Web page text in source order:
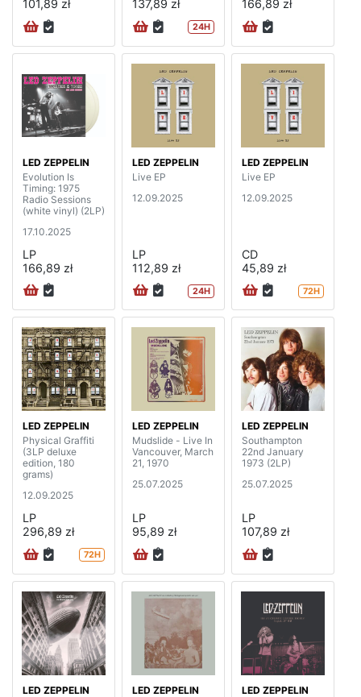
101,89 zł 137,89 zł
24H
166,89 zł
LED ZEPPELIN
Evolution Is
Timing: 1975
Radio Sessions
(white vinyl) (2LP)
17.10.2025
LP
166,89 zł
LED ZEPPELIN
Live EP
12.09.2025
LP
112,89 zł
24H
LED ZEPPELIN
Live EP
12.09.2025
CD
45,89 zł
72H
LED ZEPPELIN
Physical Graffiti
(3LP deluxe
edition, 180
grams)
12.09.2025
LP
296,89 zł
72H
LED ZEPPELIN
Mudslide - Live In
Vancouver, March
21, 1970
25.07.2025
LP
95,89 zł
LED ZEPPELIN
Southampton
22nd January
1973 (2LP)
25.07.2025
LP
107,89 zł
LED ZEPPELIN
LED ZEPPELIN
LED ZEPPELIN